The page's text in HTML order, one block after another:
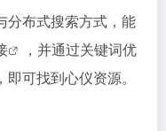
分布式搜索方式，能
，并通过关键词优
可找到心仪资源。